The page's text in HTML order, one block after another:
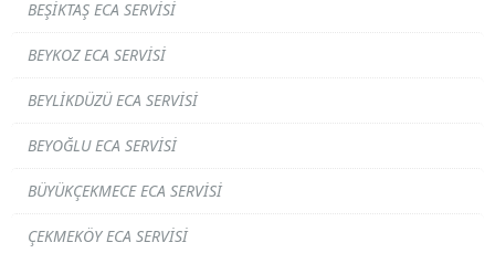
BEŞIKTAŞ ECA SERVISI
BEYKOZ ECA SERVISI
BEYLIKDÜZÜ ECA SERVISI
BEYOĞLU ECA SERVISI
BÜYÜKÇEKMECE ECA SERVISI
ÇEKMEKÖY ECA SERVISI